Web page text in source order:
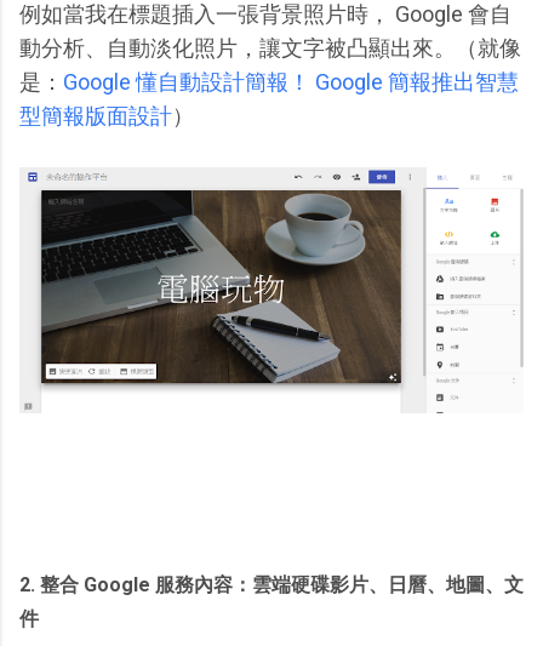
例如當我在標題插入一張背景照片時， Google 會自
動分析、自動淡化照片，讓文字被凸顯出來。（就像
是： Google 懂自動設計簡報！ Google 簡報推出智慧
型簡報版面設計）
2. 整合 Google 服務內容：雲端硬碟影片、日曆、地圖、文
件